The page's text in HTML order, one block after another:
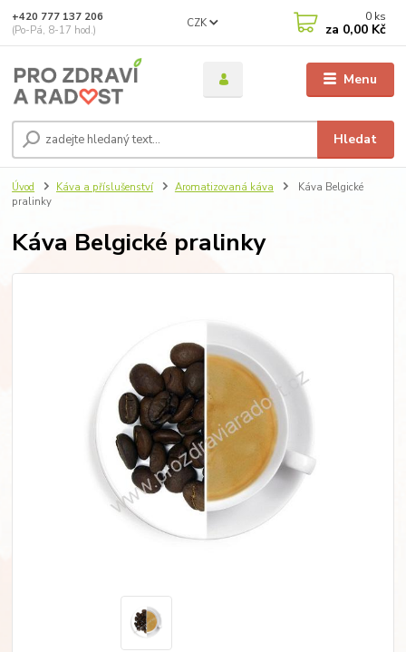
Menu
CZK
Hledat
+420 777 137 206
(Po-Pá, 8-17 hod.)
0 ks
za 0,00 Kč
Úvod Káva a příslušenství Aromatizovaná káva
Káva Belgické
pralinky
Káva Belgické pralinky